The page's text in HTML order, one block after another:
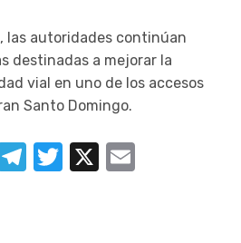
las autoridades continúan
destinadas a mejorar la
vial en uno de los accesos
Santo Domingo.
CopyTelegram
Twitter
X